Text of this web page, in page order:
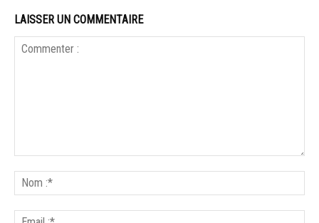
LAISSER UN COMMENTAIRE